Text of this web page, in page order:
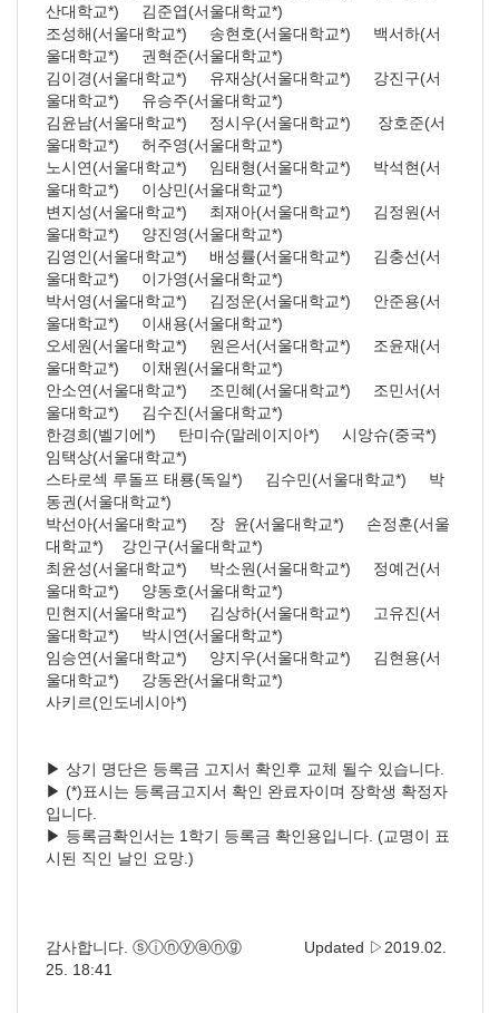
산대학교*) 김준엽(서울대학교*)
조성해(서울대학교*) 송현호(서울대학교*) 백서하(서
울대학교*) 권혁준(서울대학교*)
김이경(서울대학교*) 유재상(서울대학교*) 강진구(서
울대학교*) 유승주(서울대학교*)
김윤남(서울대학교*) 정시우(서울대학교*) 장호준(서
울대학교*) 허주영(서울대학교*)
노시연(서울대학교*) 임태형(서울대학교*) 박석현(서
울대학교*) 이상민(서울대학교*)
변지성(서울대학교*) 최재아(서울대학교*) 김정원(서
울대학교*) 양진영(서울대학교*)
김영인(서울대학교*) 배성률(서울대학교*) 김충선(서
울대학교*) 이가영(서울대학교*)
박서영(서울대학교*) 김정운(서울대학교*) 안준용(서
울대학교*) 이새용(서울대학교*)
오세원(서울대학교*) 원은서(서울대학교*) 조윤재(서
울대학교*) 이채원(서울대학교*)
안소연(서울대학교*) 조민혜(서울대학교*) 조민서(서
울대학교*) 김수진(서울대학교*)
한경희(벨기에*) 탄미슈(말레이지아*) 시앙슈(중국*)
임택상(서울대학교*)
스타로섹 루돌프 태룡(독일*) 김수민(서울대학교*) 박
동권(서울대학교*)
박선아(서울대학교*) 장 윤(서울대학교*) 손정훈(서울
대학교*) 강인구(서울대학교*)
최윤성(서울대학교*) 박소원(서울대학교*) 정예건(서
울대학교*) 양동호(서울대학교*)
민현지(서울대학교*) 김상하(서울대학교*) 고유진(서
울대학교*) 박시연(서울대학교*)
임승연(서울대학교*) 양지우(서울대학교*) 김현용(서
울대학교*) 강동완(서울대학교*)
사키르(인도네시아*)
▶ 상기 명단은 등록금 고지서 확인후 교체 될수 있습니다.
▶ (*)표시는 등록금고지서 확인 완료자이며 장학생 확정자
입니다.
▶ 등록금확인서는 1학기 등록금 확인용입니다. (교명이 표
시된 직인 날인 요망.)
감사합니다. ⓢⓘⓝⓨⓐⓝⓖ Updated ▷2019.02.
25. 18:41